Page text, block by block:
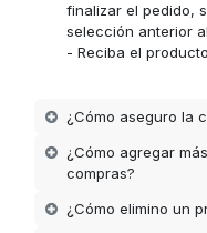
finalizar el pedido,
selección anterior
- Reciba el
¿Cómo aseguro la
¿Cómo agregar
compras?
¿Cómo elimino un